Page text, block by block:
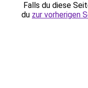
Falls du diese
du zur vorherigen